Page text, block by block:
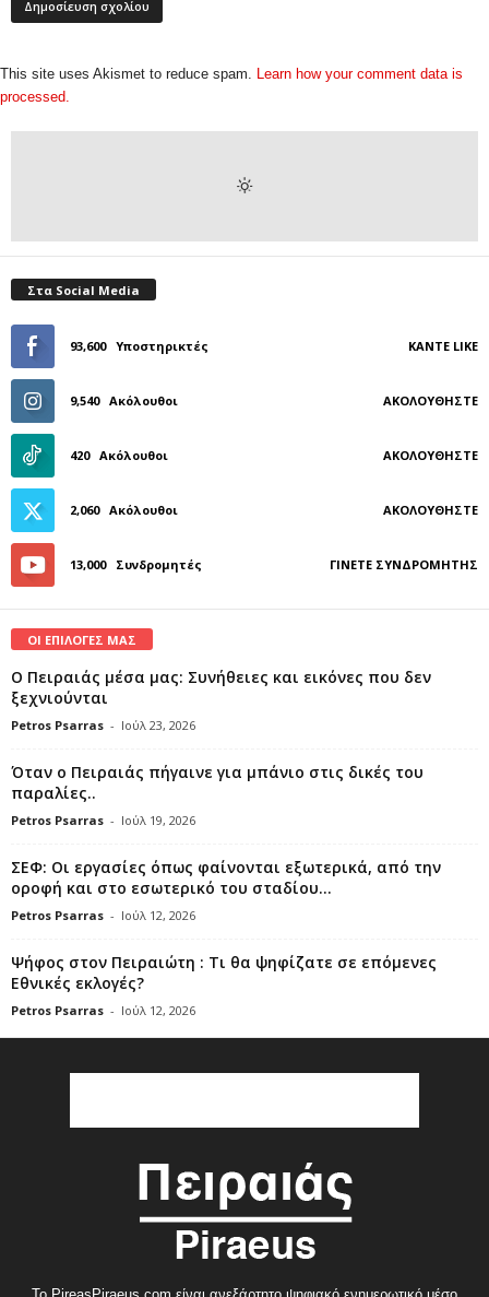
This site uses Akismet to reduce spam. Learn how your comment data is
processed.
Στα Social Media
93,600 Υποστηρικτές ΚΆΝΤΕ LIKE
9,540 Ακόλουθοι ΑΚΟΛΟΥΘΉΣΤΕ
420 Ακόλουθοι ΑΚΟΛΟΥΘΉΣΤΕ
2,060 Ακόλουθοι ΑΚΟΛΟΥΘΉΣΤΕ
13,000 Συνδρομητές ΓΊΝΕΤΕ ΣΥΝΔΡΟΜΗΤΉΣ
ΟΙ ΕΠΙΛΟΓΕΣ ΜΑΣ
Ο Πειραιάς μέσα μας: Συνήθειες και εικόνες που δεν
ξεχνιούνται
Petros Psarras - Ιούλ 23, 2026
Όταν ο Πειραιάς πήγαινε για μπάνιο στις δικές του
παραλίες..
Petros Psarras - Ιούλ 19, 2026
ΣΕΦ: Οι εργασίες όπως φαίνονται εξωτερικά, από την
οροφή και στο εσωτερικό του σταδίου...
Petros Psarras - Ιούλ 12, 2026
Ψήφος στον Πειραιώτη : Τι θα ψηφίζατε σε επόμενες
Εθνικές εκλογές?
Petros Psarras - Ιούλ 12, 2026